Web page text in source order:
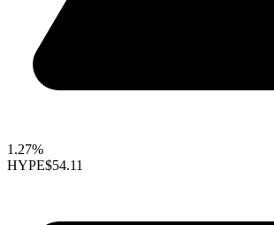
1.27%
HYPE$54.11